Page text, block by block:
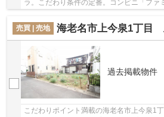
ラ。こだわり条件の定番。コンビニ「ファ
売買 | 売地
海老名市上今泉1丁目 土地（更地）
過去掲載物件
こだわりポイント満載の海老名市上今泉1